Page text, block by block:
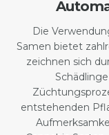
Die
Samen bietet
zeichnen sich
entstehenden